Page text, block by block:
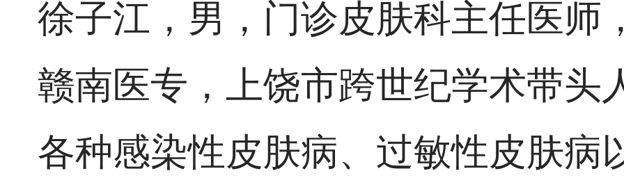
徐子江，男，门诊皮肤科主任医师
赣南医专，上饶市跨世纪学术带头
各种感染性皮肤病、过敏性皮肤病